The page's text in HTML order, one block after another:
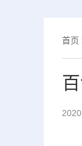
首页